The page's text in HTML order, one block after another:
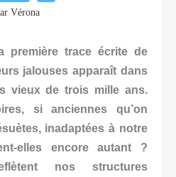
Vérona
première trace écrite de
jalouses apparaît dans
vieux de trois mille ans.
si anciennes qu’on
inadaptées à notre
elles encore autant ?
nos structures